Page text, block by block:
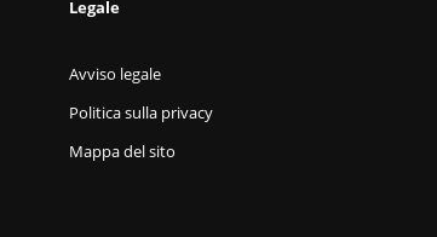
Legale
Avviso legale
Politica sulla privacy
Mappa del sito